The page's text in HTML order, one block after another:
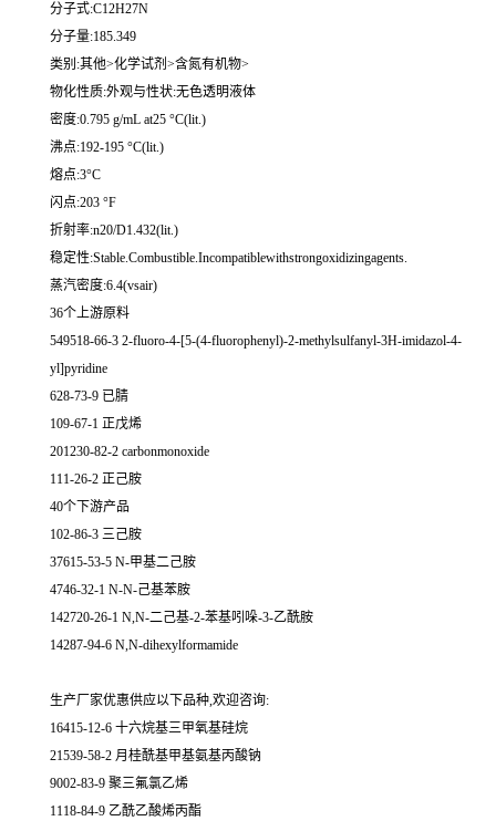
分子式:C12H27N
分子量:185.349
类别:其他>化学试剂>含氮有机物>
物化性质:外观与性状:无色透明液体
密度:0.795 g/mL at25 °C(lit.)
沸点:192-195 °C(lit.)
熔点:3°C
闪点:203 °F
折射率:n20/D1.432(lit.)
稳定性:Stable.Combustible.Incompatiblewithstrongoxidizingagents.
蒸汽密度:6.4(vsair)
36个上游原料
549518-66-3 2-fluoro-4-[5-(4-fluorophenyl)-2-methylsulfanyl-3H-imidazol-4-
yl]pyridine
628-73-9 已腈
109-67-1 正戊烯
201230-82-2 carbonmonoxide
111-26-2 正己胺
40个下游产品
102-86-3 三己胺
37615-53-5 N-甲基二己胺
4746-32-1 N-N-己基苯胺
142720-26-1 N,N-二己基-2-苯基吲哚-3-乙酰胺
14287-94-6 N,N-dihexylformamide
生产厂家优惠供应以下品种,欢迎咨询:
16415-12-6 十六烷基三甲氧基硅烷
21539-58-2 月桂酰基甲基氨基丙酸钠
9002-83-9 聚三氟氯乙烯
1118-84-9 乙酰乙酸烯丙酯